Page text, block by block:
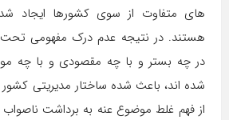
های متفاوت از سوی کشورها ایجاد
هستند. در نتیجه عدم درک مفهومی تحت
در چه بستر و با چه مقصودی و با چه
شده اند، باعث شده ساختار مدیریتی
از فهم غلط موضوع عنه به برداشت ناصواب